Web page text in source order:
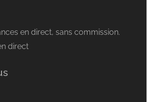
en direct, sans commission.
direct